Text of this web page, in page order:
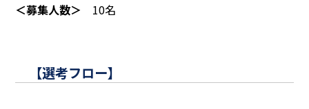
＜募集人数＞ 10名
【選考フロー】